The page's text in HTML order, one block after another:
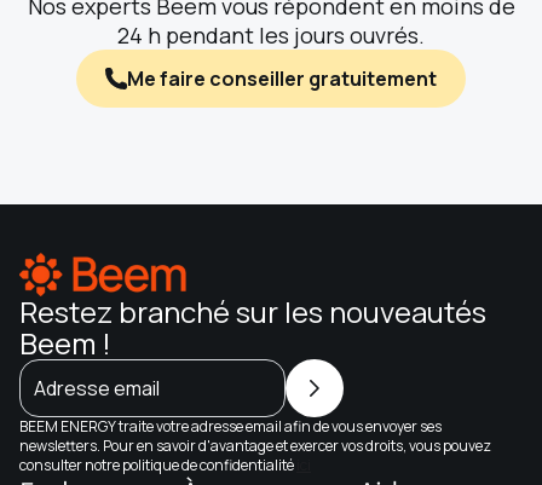
Nos experts Beem vous répondent en moins de
24 h pendant les jours ouvrés.
Me faire conseiller gratuitement
Restez branché sur les nouveautés
Beem !
Adresse email
BEEM ENERGY traite votre adresse email afin de vous envoyer ses
newsletters. Pour en savoir d'avantage et exercer vos droits, vous pouvez
consulter notre politique de confidentialité